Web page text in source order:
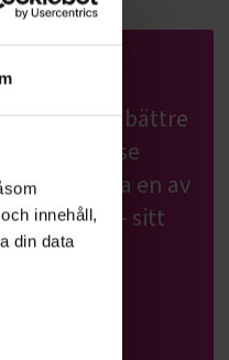
innehåll,
din data
bli ännu bättre
fram. I Nose
använda en av
- sitt